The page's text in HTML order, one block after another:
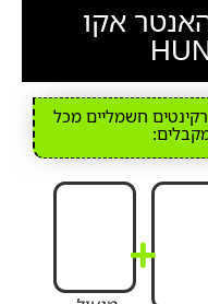
אקו
חשמליים מכל